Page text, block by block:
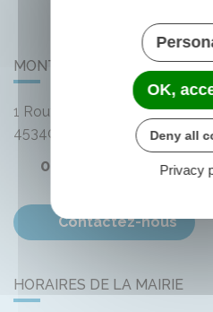
MONTLIARD
1 Route de Bellegarde
45340
02 38 33 72 59
Contactez-nous
HORAIRES DE LA MAIRIE
OK,
Deny all
Privacy